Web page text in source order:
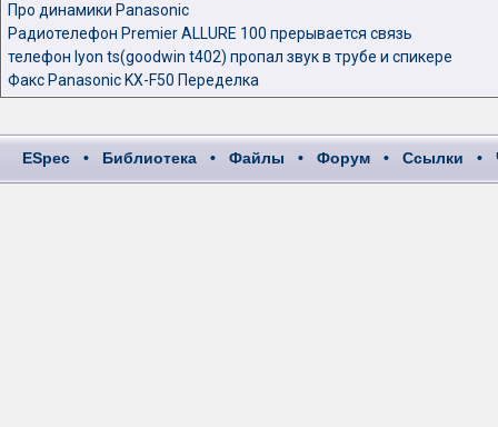
Про динамики Panasonic
Радиотелефон Premier ALLURE 100 прерывается связь
телефон lyon ts(goodwin t402) пропал звук в трубе и спикере
Факс Panasonic KX-F50 Переделка
ESpec • Библиотека • Файлы • Форум • Ссылки •